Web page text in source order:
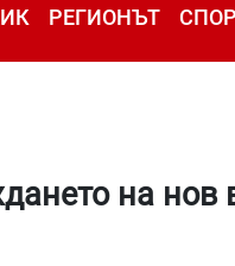
РЕГИОНЪТ
на нов